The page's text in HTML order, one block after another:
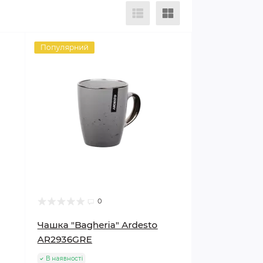
Популярний
0
Чашка "Bagheria" Ardesto
AR2936GRE
В наявності